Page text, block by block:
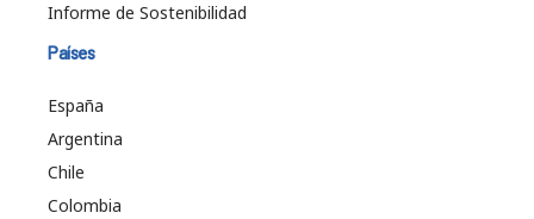
Informe de Sostenibilidad
Países
España
Argentina
Chile
Colombia